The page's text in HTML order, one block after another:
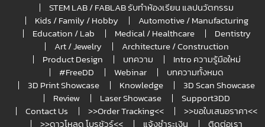
STEM LAB / FABLAB รับทำห้องเรียน แลปนวัตกรรม
Kids / Family / Hobby
Automotive / Manufacturing
Education / Lab
Medical / Healthcare
Dentistry
Art / Jewelry
Architecture / Construction
Product Design
บทความ
Intro ความรู้มือใหม่
#FreeDD
Webinar
บทความทั้งหมด
3D Print Showcase
Knowledge
3D Scan Showcase
Review
Laser Showcase
Support3DD
Contact Us
>>Order Tracking<<
>>ขอใบเสนอราคา<<
>>ดาวโหลด โบรชัวร์<<
แจ้งชำระเงิน ติดต่อเรา